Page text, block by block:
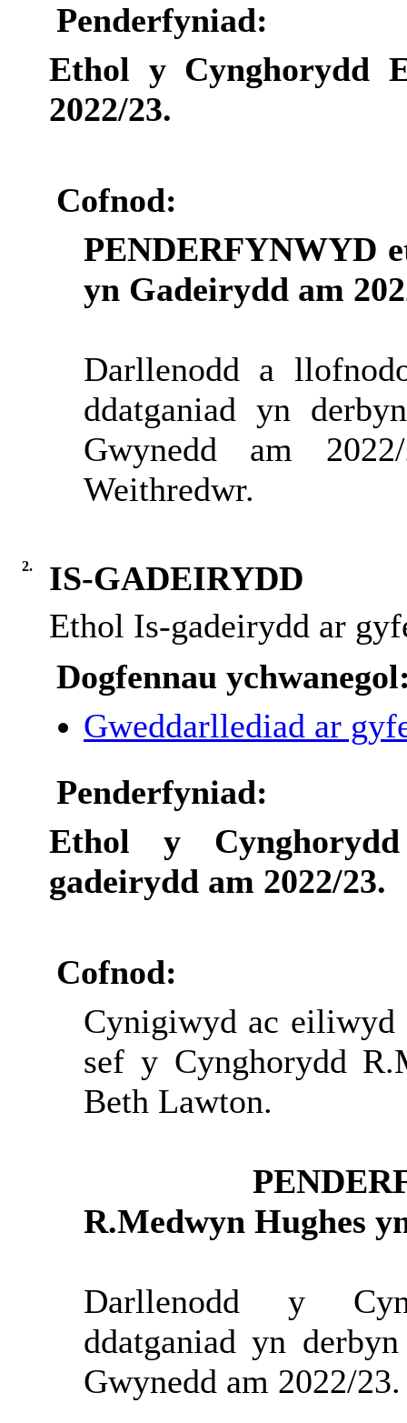
Penderfyniad:
Ethol y Cynghorydd
2022/23.
Cofnod:
PENDERFYNWYD
yn Gadeirydd am
Darllenodd a
ddatganiad yn
Gwynedd am
Weithredwr.
2.
IS-GADEIRYDD
Ethol Is-gadeirydd ar
Dogfennau
Gweddarllediad ar
Penderfyniad:
Ethol y
gadeirydd am 2022/23.
Cofnod:
Cynigiwyd ac eiliwyd
sef y Cynghorydd
Beth Lawton.
R.Medwyn Hughes
Darllenodd y
ddatganiad yn
Gwynedd am 2022/23.